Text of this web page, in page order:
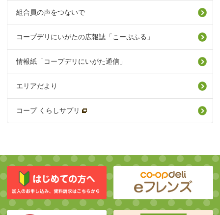
組合員の声をつないで
コープデリにいがたの広報誌「こーぷふる」
情報紙「コープデリにいがた通信」
エリアだより
コープ くらしサプリ